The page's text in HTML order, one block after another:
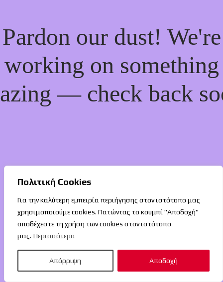
Πολιτική Cookies
Για την καλύτερη εμπειρία περιήγησης στον ιστότοπο μας
χρησιμοποιούμε cookies. Πατώντας το κουμπί "Αποδοχή"
αποδέχεστε τη χρήση των cookies στον ιστότοπο
μας. Περισσότερα
Απόρριψη Αποδοχή
Pardon our dust! We're
working on something
— check back